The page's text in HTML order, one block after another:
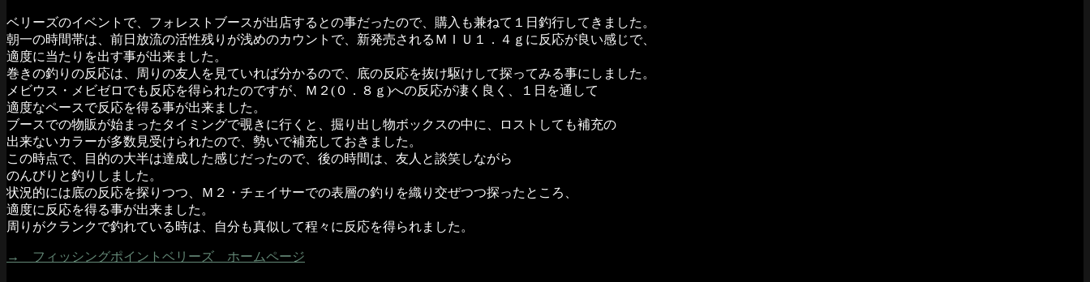
ベリーズのイベントで、フォレストブースが出店するとの事だったので、購入も兼ねて１日釣行してきました。
朝一の時間帯は、前日放流の活性残りが浅めのカウントで、新発売されるＭＩＵ１．４ｇに反応が良い感じで、
適度に当たりを出す事が出来ました。
巻きの釣りの反応は、周りの友人を見ていれば分かるので、底の反応を抜け駆けして探ってみる事にしました。
メビウス・メビゼロでも反応を得られたのですが、Ｍ２(０．８ｇ)への反応が凄く良く、１日を通して
適度なペースで反応を得る事が出来ました。
ブースでの物販が始まったタイミングで覗きに行くと、掘り出し物ボックスの中に、ロストしても補充の
出来ないカラーが多数見受けられたので、勢いで補充しておきました。
この時点で、目的の大半は達成した感じだったので、後の時間は、友人と談笑しながら
のんびりと釣りしました。
状況的には底の反応を探りつつ、Ｍ２・チェイサーでの表層の釣りを織り交ぜつつ探ったところ、
適度に反応を得る事が出来ました。
周りがクランクで釣れている時は、自分も真似して程々に反応を得られました。
→ フィッシングポイントベリーズ ホームページ